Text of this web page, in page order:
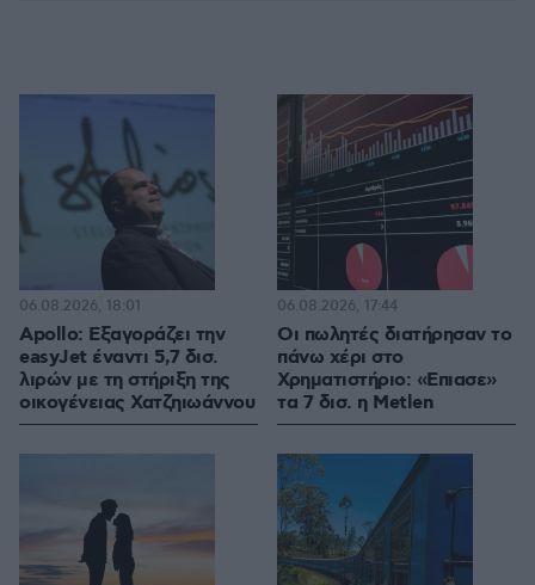
Apollo: Εξαγοράζει την
easyJet έναντι 5,7 δισ.
λιρών με τη στήριξη της
οικογένειας Χατζηιωάννου
06.08.2026, 18:01
Οι πωλητές διατήρησαν το
πάνω χέρι στο
Χρηματιστήριο: «Επιασε»
τα 7 δισ. η Metlen
06.08.2026, 17:44